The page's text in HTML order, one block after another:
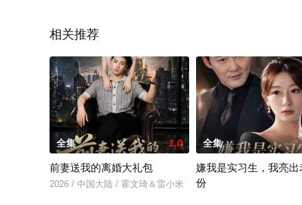
相关推荐
全集 1.0
前妻送我的离婚大礼包
2026 / 中国大陆 / 霍文琦＆雷小米
全集
嫌我是实习生，我亮出
份